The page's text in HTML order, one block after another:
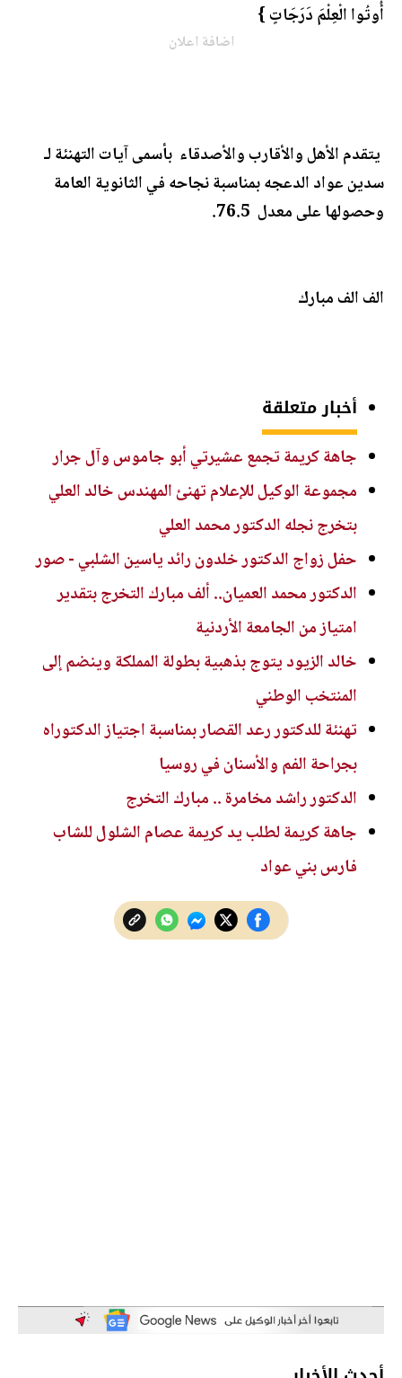
أُوتُوا الْعِلْمَ دَرَجَاتٍ }
اضافة اعلان
يتقدم الأهل والأقارب والأصدقاء بأسمى آيات التهنئة لـ
سدين عواد الدعجه بمناسبة نجاحه في الثانوية العامة
وحصولها على معدل 76.5.
الف الف مبارك
أخبار متعلقة
جاهة كريمة تجمع عشيرتي أبو جاموس وآل جرار
مجموعة الوكيل للإعلام تهنئ المهندس خالد العلي
بتخرج نجله الدكتور محمد العلي
حفل زواج الدكتور خلدون رائد ياسين الشلبي - صور
الدكتور محمد العميان.. ألف مبارك التخرج بتقدير
امتياز من الجامعة الأردنية
خالد الزيود يتوج بذهبية بطولة المملكة وينضم إلى
المنتخب الوطني
تهنئة للدكتور رعد القصار بمناسبة اجتياز الدكتوراه
بجراحة الفم والأسنان في روسيا
الدكتور راشد مخامرة .. مبارك التخرج
جاهة كريمة لطلب يد كريمة عصام الشلول للشاب
فارس بني عواد